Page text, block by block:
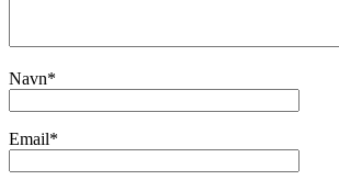
Navn*
Email*